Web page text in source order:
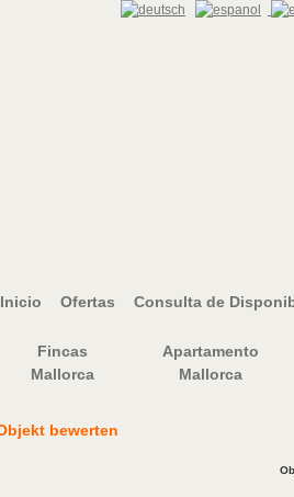
Inicio Ofertas Consulta de
Fincas
Mallorca
Apartamento
Mallorca
bewerten